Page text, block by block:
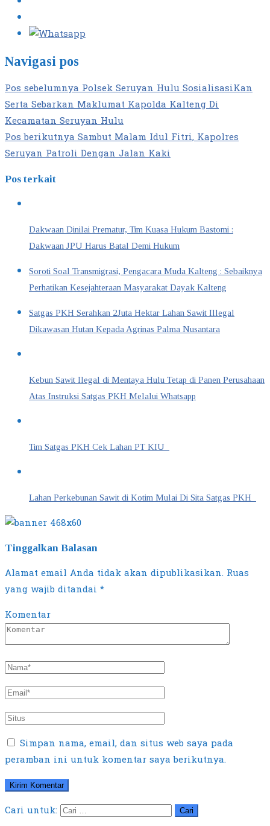
Navigasi pos
Pos sebelumnyaPolsek Seruyan Hulu SosialisasiKan
Serta Sebarkan Maklumat Kapolda Kalteng Di
Kecamatan Seruyan Hulu
Pos berikutnyaSambut Malam Idul Fitri, Kapolres
Seruyan Patroli Dengan Jalan Kaki
Pos terkait
Dakwaan Dinilai Prematur, Tim Kuasa Hukum Bastomi :
Dakwaan JPU Harus Batal Demi Hukum
Soroti Soal Transmigrasi, Pengacara Muda Kalteng : Sebaiknya
Perhatikan Kesejahteraan Masyarakat Dayak Kalteng
Satgas PKH Serahkan 2Juta Hektar Lahan Sawit Illegal
Dikawasan Hutan Kepada Agrinas Palma Nusantara
Kebun Sawit Ilegal di Mentaya Hulu Tetap di Panen Perusahaan
Atas Instruksi Satgas PKH Melalui Whatsapp
Tim Satgas PKH Cek Lahan PT KIU
Lahan Perkebunan Sawit di Kotim Mulai Di Sita Satgas PKH
Tinggalkan Balasan
Alamat email Anda tidak akan dipublikasikan. Ruas
yang wajib ditandai *
Komentar
Simpan nama, email, dan situs web saya pada
peramban ini untuk komentar saya berikutnya.
Cari untuk: